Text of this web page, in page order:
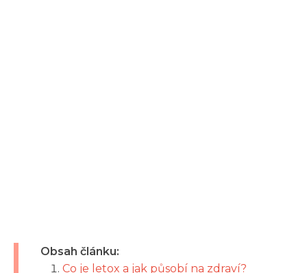
Obsah článku:
Co je letox a jak působí na zdraví?